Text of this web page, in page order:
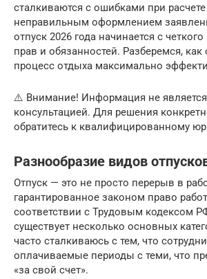
сталкиваются с ошибками при
неправильным оформлением
отпуск 2026 года начинается с
прав и обязанностей. Разберемся, как
процесс отдыха максимально
⚠️ Внимание! Информация не
консультацией. Для решения
обратитесь к квалифицированному
Разнообразие видов
Отпуск — это не просто перерыв в
гарантированное законом право
соответствии с Трудовым кодексом
существует несколько основных
часто сталкиваюсь с тем, что
оплачиваемые периоды с теми, что
«за свой счет».